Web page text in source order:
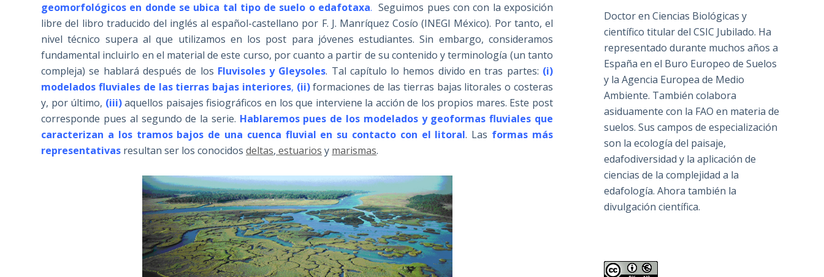
geomorfológicos en donde se ubica tal tipo de suelo o edafotaxa. Seguimos pues con con la exposición
libre del libro traducido del inglés al español-castellano por F. J. Manríquez Cosío (INEGI México). Por tanto, el
nivel técnico supera al que utilizamos en los post para jóvenes estudiantes. Sin embargo, consideramos
fundamental incluirlo en el material de este curso, por cuanto a partir de su contenido y terminología (un tanto
compleja) se hablará después de los Fluvisoles y Gleysoles. Tal capítulo lo hemos divido en tras partes: (i)
modelados fluviales de las tierras bajas interiores, (ii)formaciones de las tierras bajas litorales o costeras
y, por último, (iii)aquellos paisajes fisiográficos en los que interviene la acción de los propios mares. Este post
corresponde pues al segundo de la serie. Hablaremos pues de los modelados y geoformas fluviales que
caracterizan a los tramos bajos de una cuenca fluvial en su contacto con el litoral. Las formas más
representativas resultan ser los conocidos deltas, estuarios y marismas.
Doctor en Ciencias Biológicas y
científico titular del CSIC Jubilado. Ha
representado durante muchos años a
España en el Buro Europeo de Suelos
y la Agencia Europea de Medio
Ambiente. También colabora
asiduamente con la FAO en materia de
suelos. Sus campos de especialización
son la ecología del paisaje,
edafodiversidad y la aplicación de
ciencias de la complejidad a la
edafología. Ahora también la
divulgación científica.